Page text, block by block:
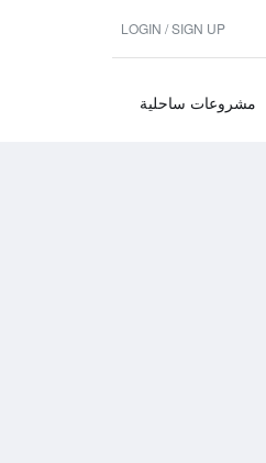
LOGIN / SIGN UP
مشروعات ساحلية